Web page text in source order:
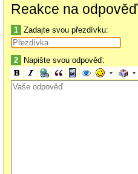
Reakce na odpověď
1 Zadajte svou přezdívku:
2 Napište svou odpověď: